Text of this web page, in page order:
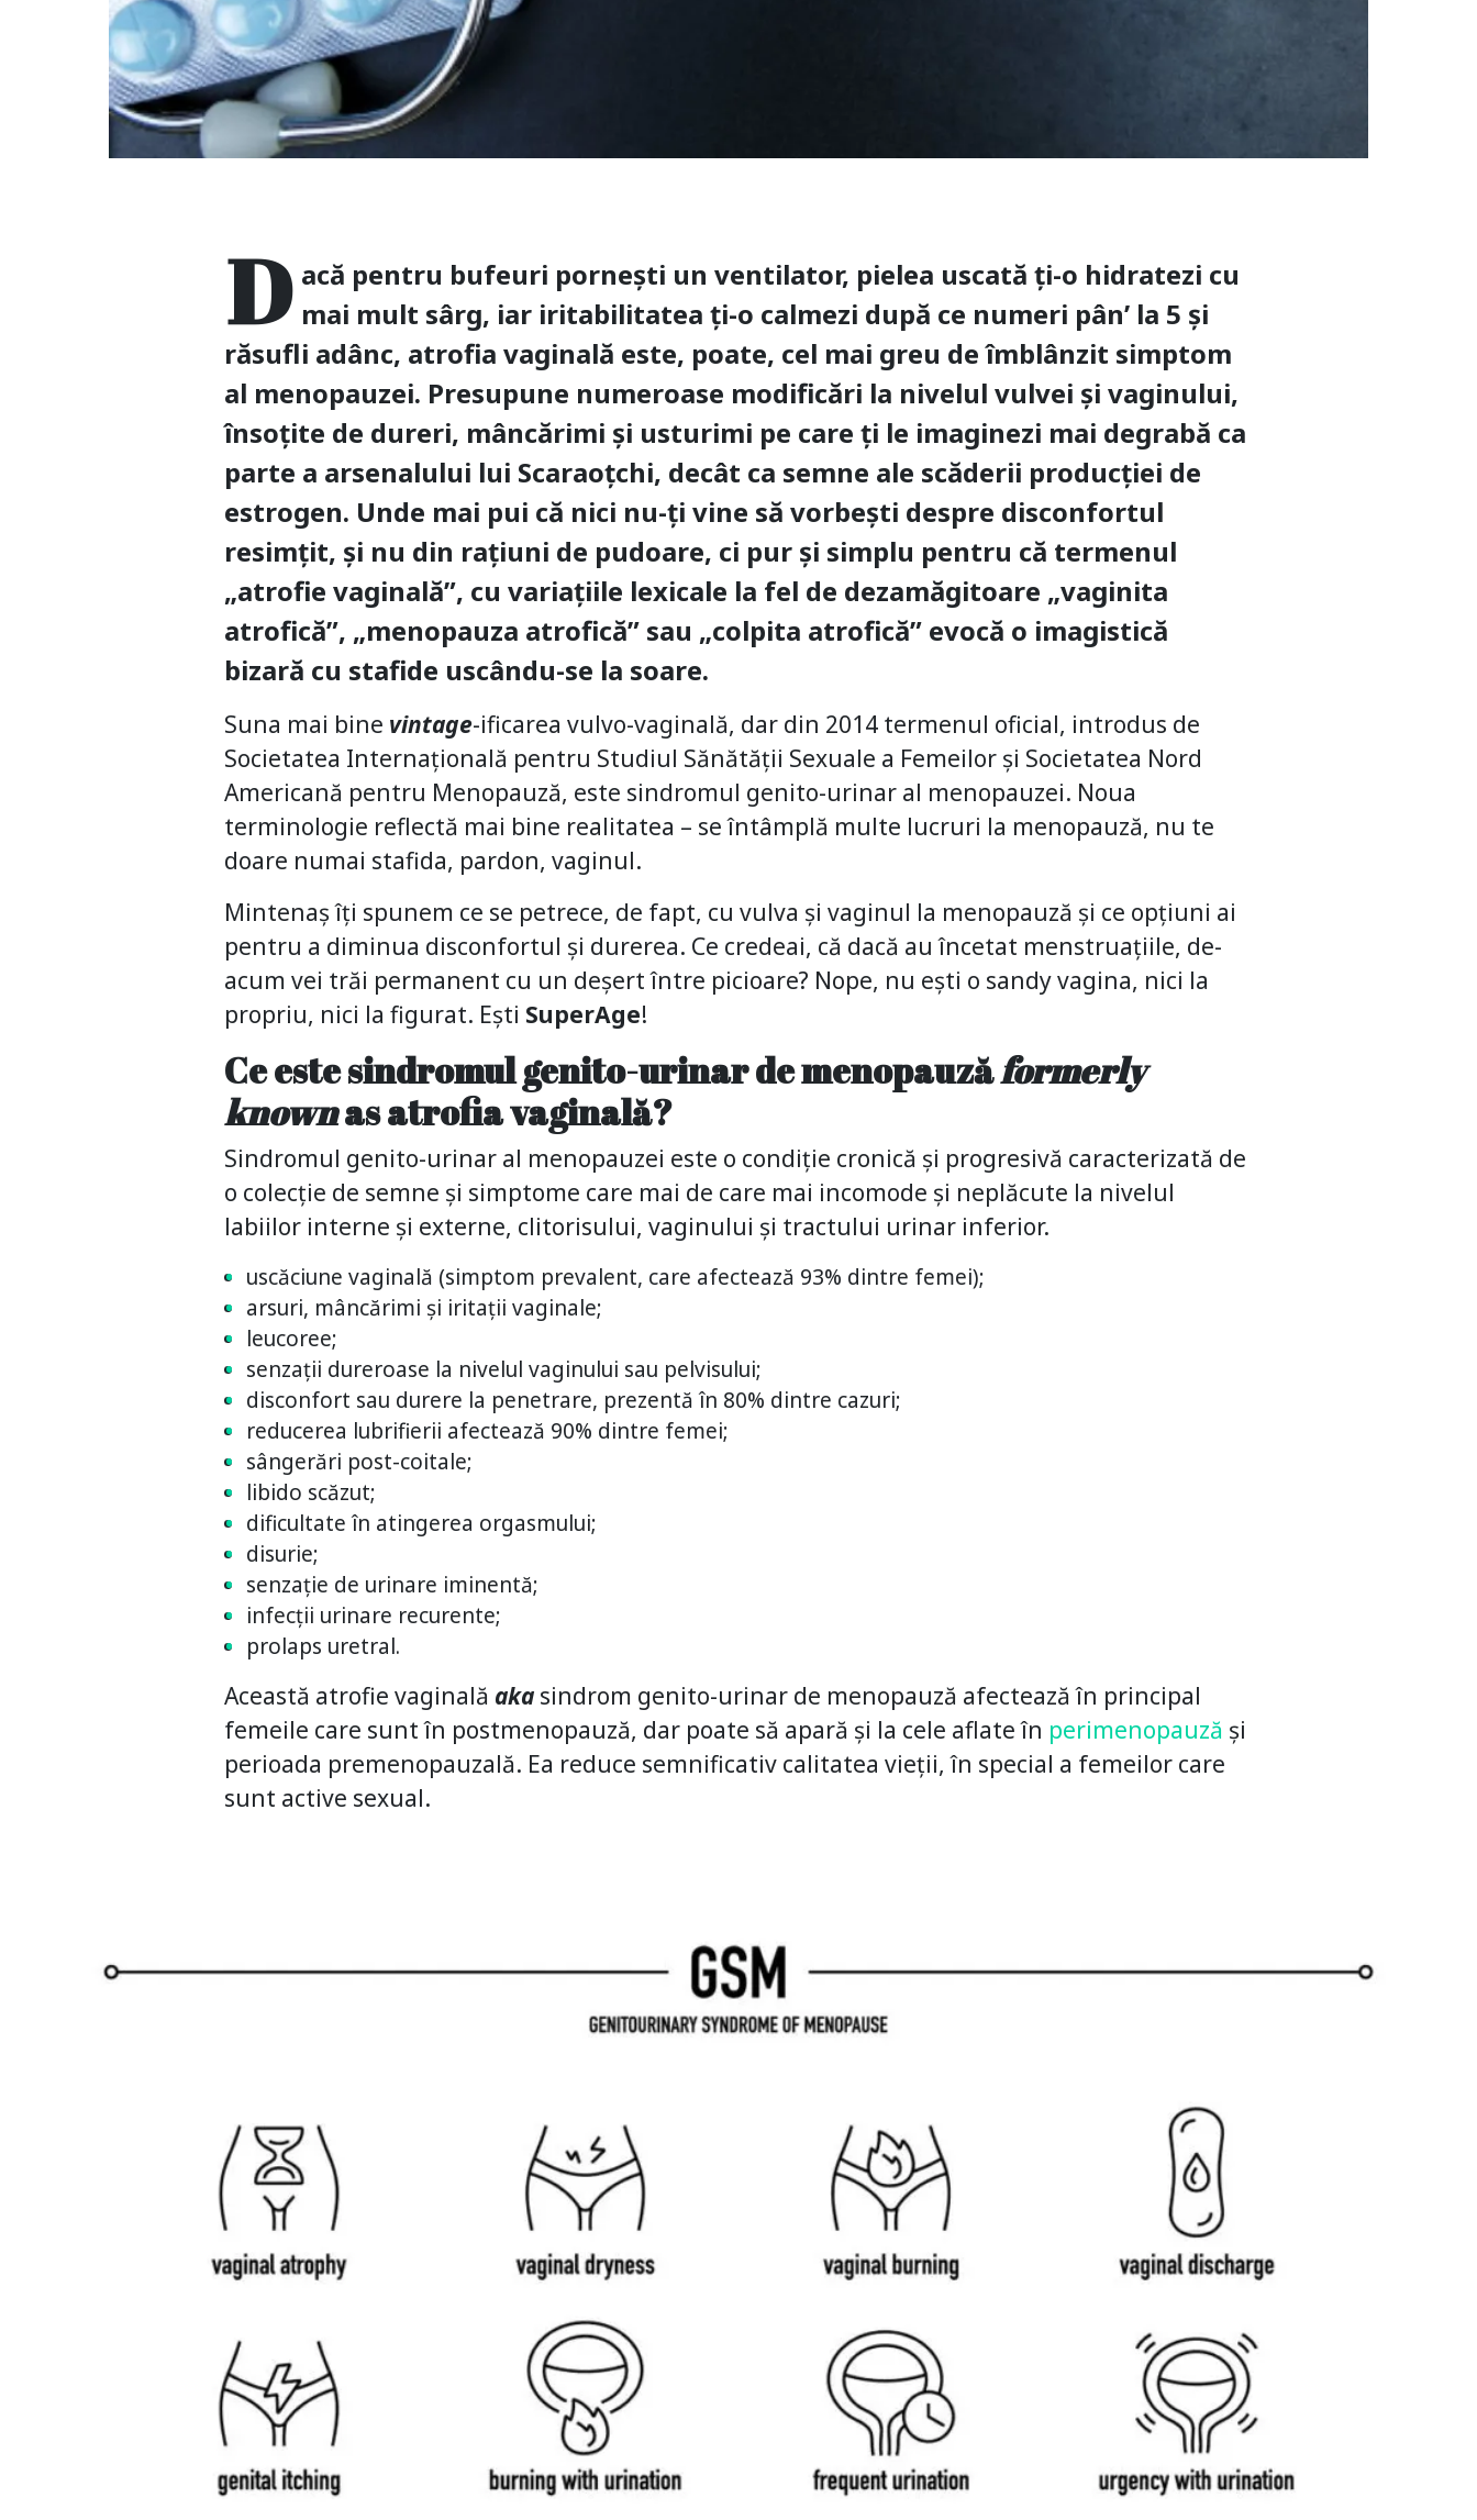
D acă pentru bufeuri pornești un ventilator, pielea uscată ți-o hidratezi cu
mai mult sârg, iar iritabilitatea ți-o calmezi după ce numeri pân’ la 5 și
răsufli adânc, atrofia vaginală este, poate, cel mai greu de îmblânzit simptom
al menopauzei. Presupune numeroase modificări la nivelul vulvei și vaginului,
însoțite de dureri, mâncărimi și usturimi pe care ți le imaginezi mai degrabă ca
parte a arsenalului lui Scaraoțchi, decât ca semne ale scăderii producției de
estrogen. Unde mai pui că nici nu-ți vine să vorbești despre disconfortul
resimțit, și nu din rațiuni de pudoare, ci pur și simplu pentru că termenul
„atrofie vaginală”, cu variațiile lexicale la fel de dezamăgitoare „vaginita
atrofică”, „menopauza atrofică” sau „colpita atrofică” evocă o imagistică
bizară cu stafide uscându-se la soare.
Suna mai bine vintage-ificarea vulvo-vaginală, dar din 2014 termenul oficial, introdus de
Societatea Internațională pentru Studiul Sănătății Sexuale a Femeilor și Societatea Nord
Americană pentru Menopauză, este sindromul genito-urinar al menopauzei. Noua
terminologie reflectă mai bine realitatea – se întâmplă multe lucruri la menopauză, nu te
doare numai stafida, pardon, vaginul.
Mintenaș îți spunem ce se petrece, de fapt, cu vulva și vaginul la menopauză și ce opțiuni ai
pentru a diminua disconfortul și durerea. Ce credeai, că dacă au încetat menstruațiile, de-
acum vei trăi permanent cu un deșert între picioare? Nope, nu ești o sandy vagina, nici la
propriu, nici la figurat. Ești SuperAge!
Ce este sindromul genito-urinar de menopauzăformerly
knownas atrofia vaginală?
Sindromul genito-urinar al menopauzei este o condiție cronică și progresivă caracterizată de
o colecție de semne și simptome care mai de care mai incomode și neplăcute la nivelul
labiilor interne și externe, clitorisului, vaginului și tractului urinar inferior.
uscăciune vaginală (simptom prevalent, care afectează 93% dintre femei);
arsuri, mâncărimi și iritații vaginale;
leucoree;
senzații dureroase la nivelul vaginului sau pelvisului;
disconfort sau durere la penetrare, prezentă în 80% dintre cazuri;
reducerea lubrifierii afectează 90% dintre femei;
sângerări post-coitale;
libido scăzut;
dificultate în atingerea orgasmului;
disurie;
senzație de urinare iminentă;
infecții urinare recurente;
prolaps uretral.
Această atrofie vaginală aka sindrom genito-urinar de menopauză afectează în principal
femeile care sunt în postmenopauză, dar poate să apară și la cele aflate în perimenopauză și
perioada premenopauzală. Ea reduce semnificativ calitatea vieții, în special a femeilor care
sunt active sexual.